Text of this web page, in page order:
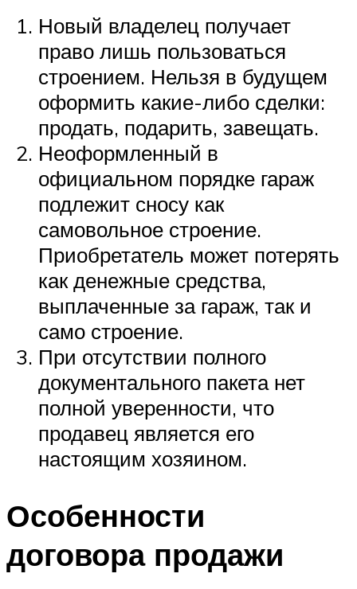
Новый владелец получает
право лишь пользоваться
строением. Нельзя в будущем
оформить какие-либо сделки:
продать, подарить, завещать.
Неоформленный в
официальном порядке гараж
подлежит сносу как
самовольное строение.
Приобретатель может потерять
как денежные средства,
выплаченные за гараж, так и
само строение.
При отсутствии полного
документального пакета нет
полной уверенности, что
продавец является его
настоящим хозяином.
Особенности
договора продажи